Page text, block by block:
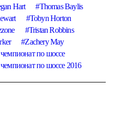
Hart
Thomas Baylis
Tobyn Horton
Tristan Robbins
Zachery May
по шоссе
по шоссе 2016